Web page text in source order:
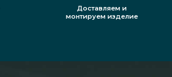
Доставляем и
монтируем изделие